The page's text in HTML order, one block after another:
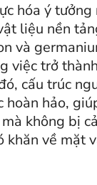
hóa ý tưởng
liệu nền
và
việc trở
cấu trúc
hoàn hảo,
không bị
khăn về mặt